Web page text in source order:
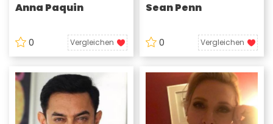
Anna Paquin
0 Vergleichen
Sean Penn
0 Vergleichen